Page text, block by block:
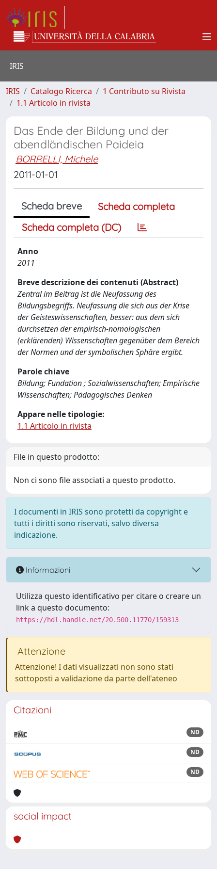
IRIS
IRIS Catalogo Ricerca
1 Contributo su Rivista
1.1 Articolo in rivista
Das Ende der Bildung und der
abendländischen Paideia
BORRELLI, Michele
2011-01-01
Scheda breve
Scheda completa
Scheda completa (DC)
Anno
2011
Breve descrizione dei contenuti (Abstract)
Zentral im Beitrag ist die Neufassung des
Bildungsbegriffs. Neufassung die sich aus der Krise
der Geisteswissenschaften, besser: aus dem sich
durchsetzen der empirisch-nomologischen
(erklärenden) Wissenschaften gegenüber dem Bereich
der Normen und der symbolischen Sphäre ergibt.
Parole chiave
Bildung; Fundation ; Sozialwissenschaften; Empirische
Wissenschaften; Pädagogisches Denken
Appare nelle tipologie:
1.1 Articolo in rivista
File in questo prodotto:
Non ci sono file associati a questo prodotto.
I documenti in IRIS sono protetti da copyright e
tutti i diritti sono riservati, salvo diversa
indicazione.
Informazioni
Utilizza questo identificativo per citare o creare un
link a questo documento:
https://hdl.handle.net/20.500.11770/159313
Attenzione
Attenzione! I dati visualizzati non sono stati
sottoposti a validazione da parte dell'ateneo
Citazioni
ND
ND
ND
social impact